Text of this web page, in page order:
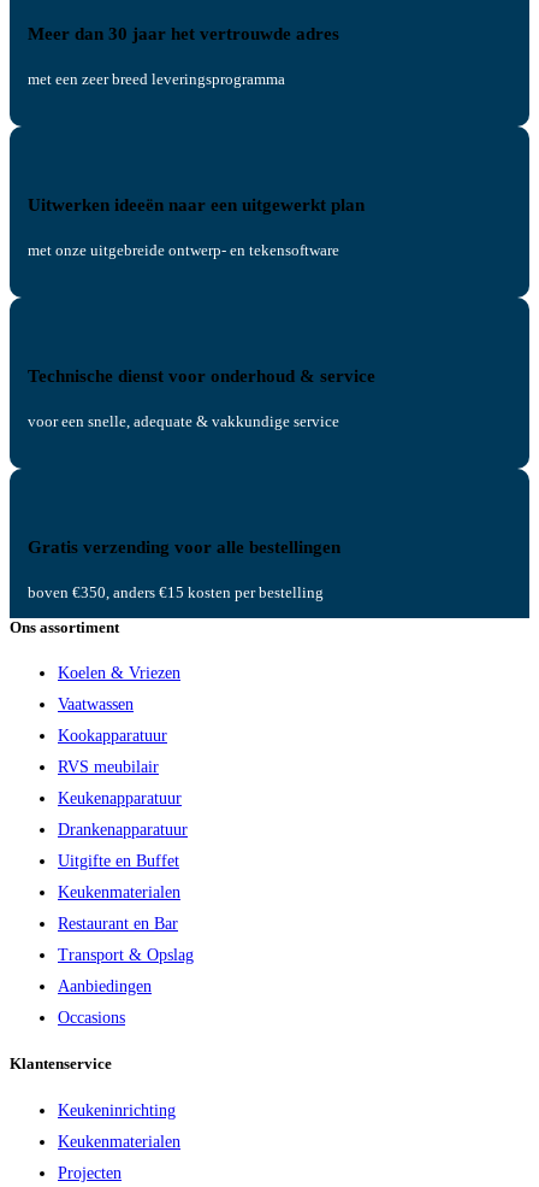
Meer dan 30 jaar het vertrouwde adres
met een zeer breed leveringsprogramma
Uitwerken ideeën naar een uitgewerkt plan
met onze uitgebreide ontwerp- en tekensoftware
Technische dienst voor onderhoud & service
voor een snelle, adequate & vakkundige service
Gratis verzending voor alle bestellingen
boven €350, anders €15 kosten per bestelling
Ons assortiment
Koelen & Vriezen
Vaatwassen
Kookapparatuur
RVS meubilair
Keukenapparatuur
Drankenapparatuur
Uitgifte en Buffet
Keukenmaterialen
Restaurant en Bar
Transport & Opslag
Aanbiedingen
Occasions
Klantenservice
Keukeninrichting
Keukenmaterialen
Projecten